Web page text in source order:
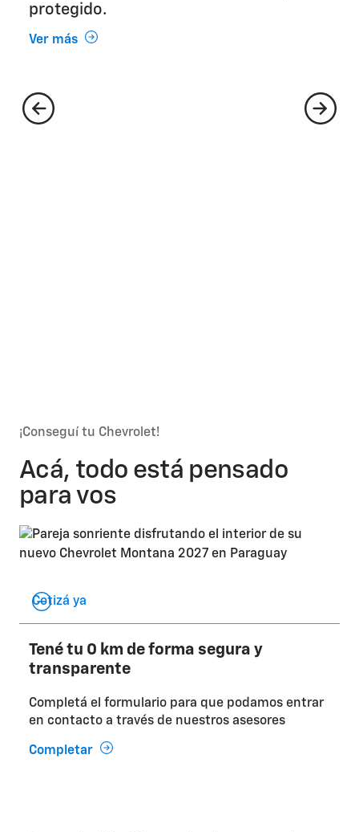
protegido.
Ver más
¡Conseguí tu Chevrolet!
Acá, todo está pensado
para vos
Cotizá ya
Tené tu 0 km de forma segura y
transparente
Completá el formulario para que podamos entrar
en contacto a través de nuestros asesores
Completar